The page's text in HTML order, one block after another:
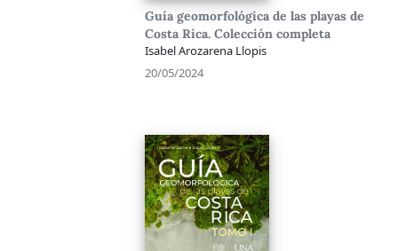
Guía geomorfológica de las playas de
Costa Rica. Colección completa
Isabel Arozarena Llopis
20/05/2024